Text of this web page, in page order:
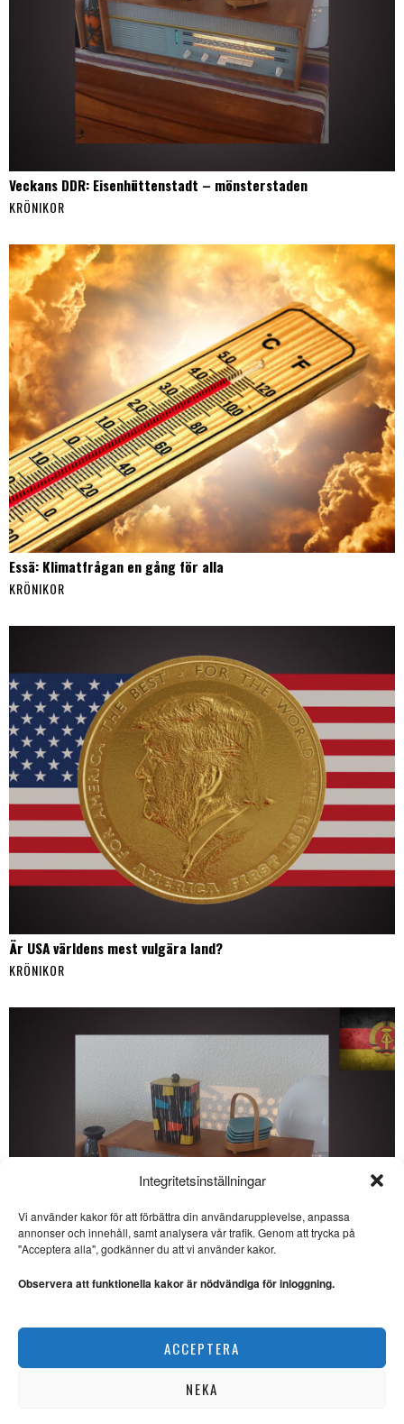
Integritetsinställningar
Vi använder kakor för att förbättra din användarupplevelse, anpassa
annonser och innehåll, samt analysera vår trafik. Genom att trycka på
"Acceptera alla", godkänner du att vi använder kakor.
Observera att funktionella kakor är nödvändiga för inloggning.
ACCEPTERA
NEKA
Veckans DDR: Eisenhüttenstadt – mönsterstaden
KRÖNIKOR
Essä: Klimatfrågan en gång för alla
KRÖNIKOR
Är USA världens mest vulgära land?
KRÖNIKOR
Veckans DDR: Kulinarisk kultur i socialismens namn
SE ÄVEN
framtidsplan
LIVEMUSIK. ”Andres Lokko